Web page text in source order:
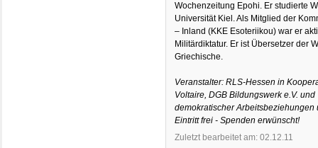
Wochenzeitung Epohi. Er studierte
Universität Kiel. Als Mitglied der
– Inland (KKE Esoteriikou) war er
Militärdiktatur. Er ist Übersetzer der
Griechische.
Veranstalter: RLS-Hessen in
Voltaire, DGB Bildungswerk e.V.
demokratischer Arbeitsbeziehungen
Eintritt frei - Spenden erwünscht!
Zuletzt bearbeitet am: 02.12.11